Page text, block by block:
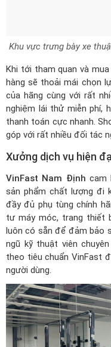
Khu vực trưng bày xe
Khi tới tham quan và
hàng sẽ thoải mái chọn
của hãng cùng với rất
nghiệm lái thử miễn phí,
thanh toán cực nhanh.
góp với rất nhiều đối tác
Xưởng dịch vụ hiện
VinFast Nam Định cam
sản phẩm chất lượng đi
đầy đủ phụ tùng chính
tư máy móc, trang thiết
luôn có sẵn để đảm bảo
ngũ kỹ thuật viên
theo tiêu chuẩn VinFast
người dùng.